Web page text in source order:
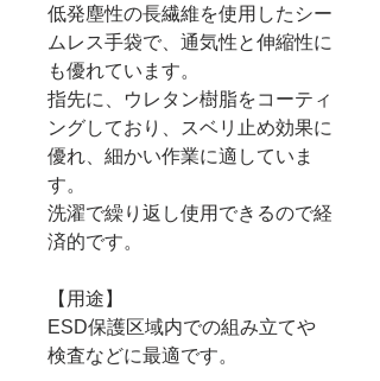
低発塵性の長繊維を使用したシー
ムレス手袋で、通気性と伸縮性に
も優れています。
指先に、ウレタン樹脂をコーティ
ングしており、スベリ止め効果に
優れ、細かい作業に適していま
す。
洗濯で繰り返し使用できるので経
済的です。
【用途】
ESD保護区域内での組み立てや
検査などに最適です。